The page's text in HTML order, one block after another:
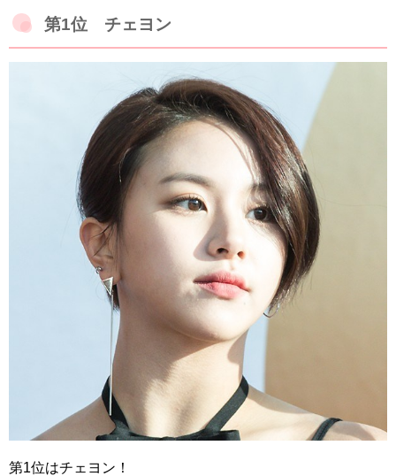
第1位 チェヨン
第1位はチェヨン！